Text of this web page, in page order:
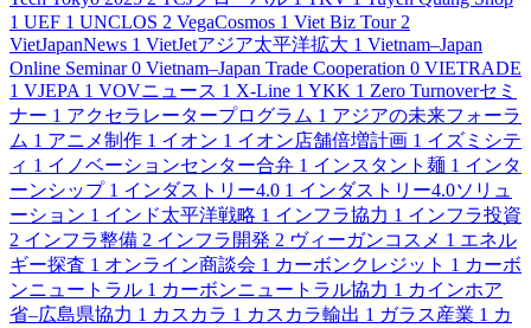
1 UEF 1 UNCLOS 2 VegaCosmos 1 Viet Biz Tour 2
VietJapanNews 1 VietJetアジア太平洋拡大 1 Vietnam–Japan
Online Seminar 0 Vietnam–Japan Trade Cooperation 0 VIETRADE
1 VJEPA 1 VOVニュース 1 X-Line 1 YKK 1 Zero Turnoverセミ
ナー 1 アクセラレータープログラム 1 アジアの未来フォーラ
ム 1 アニメ制作 1 イオン 1 イオン店舗倍増計画 1 イズミシテ
ィ 1 イノベーションセンター合弁 1 インスタント麺 1 インタ
ーンシップ 1 インダストリー4.0 1 インダストリー4.0ソリュ
ーション 1 インド太平洋戦略 1 インフラ協力 1 インフラ投資
2 インフラ整備 2 インフラ開発 2 ヴィーガンコスメ 1 エネル
ギー探査 1 オンライン商談会 1 カーボンクレジット 1 カーボ
ンニュートラル 1 カーボンニュートラル協力 1 カインホア
省–広島県協力 1 カスカラ 1 カスカラ輸出 1 ガラス産業 1 カ